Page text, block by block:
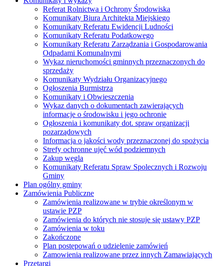
Referat Rolnictwa i Ochrony Środowiska
Komunikaty Biura Architekta Miejskiego
Komunikaty Referatu Ewidencji Ludności
Komunikaty Referatu Podatkowego
Komunikaty Referatu Zarządzania i Gospodarowania
Odpadami Komunalnymi
Wykaz nieruchomości gminnych przeznaczonych do
sprzedaży
Komunikaty Wydziału Organizacyjnego
Ogłoszenia Burmistrza
Komunikaty i Obwieszczenia
Wykaz danych o dokumentach zawierających
informacje o środowisku i jego ochronie
Ogłoszenia i komunikaty dot. spraw organizacji
pozarządowych
Informacja o jakości wody przeznaczonej do spożycia
Strefy ochronne ujęć wód podziemnych
Zakup węgla
Komunikaty Referatu Spraw Spolecznych i Rozwoju
Gminy
Plan ogólny gminy
Zamówienia Publiczne
Zamówienia realizowane w trybie określonym w
ustawie PZP
Zamówienia do których nie stosuje się ustawy PZP
Zamówienia w toku
Zakończone
Plan postępowań o udzielenie zamówień
Zamowienia realizowane przez innych Zamawiających
Przetargi